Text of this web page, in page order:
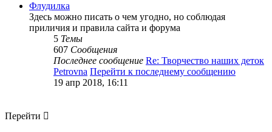
Флудилка
Здесь можно писать о чем угодно, но соблюдая
приличия и правила сайта и форума
5 Темы
607 Сообщения
Последнее сообщение Re: Творчество наших деток
Petrovna Перейти к последнему сообщению
19 апр 2018, 16:11
Перейти